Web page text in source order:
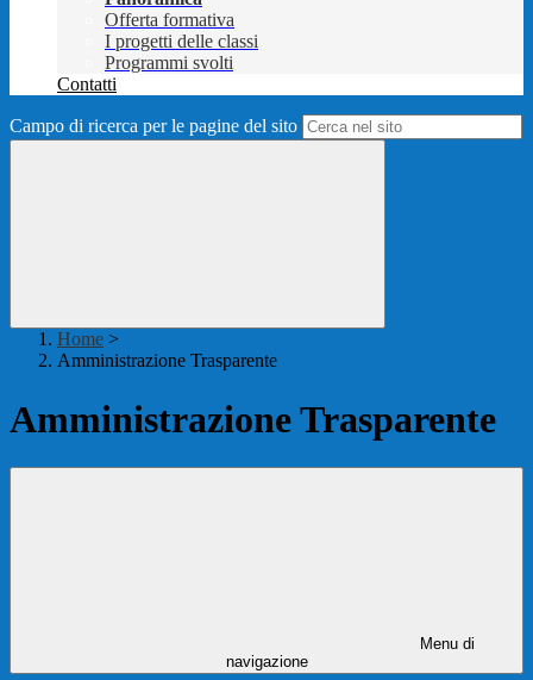
Offerta formativa
I progetti delle classi
Programmi svolti
Contatti
Campo di ricerca per le pagine del sito
Home >
Amministrazione Trasparente
Amministrazione Trasparente
Menu di
navigazione